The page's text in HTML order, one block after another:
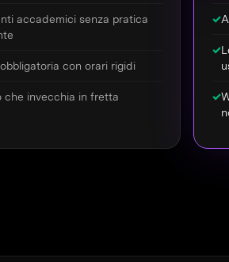
accademici senza pratica
con orari rigidi
che invecchia in fretta
✓
✓
✓